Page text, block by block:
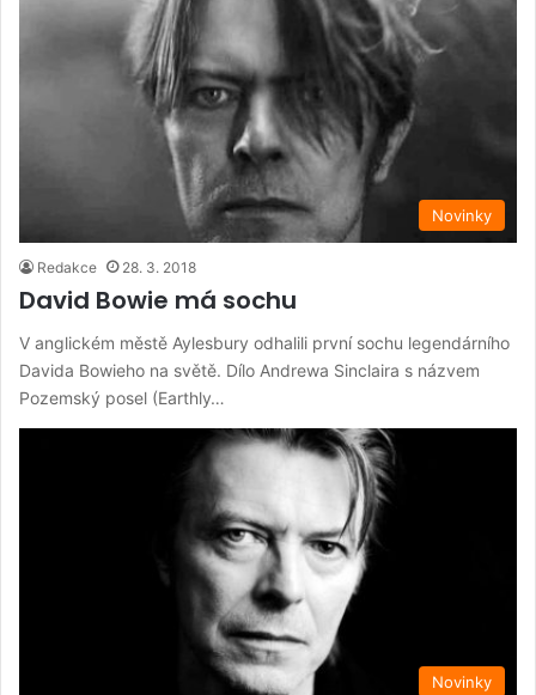
Novinky
Redakce 28. 3. 2018
David Bowie má sochu
V anglickém městě Aylesbury odhalili první sochu legendárního
Davida Bowieho na světě. Dílo Andrewa Sinclaira s názvem
Pozemský posel (Earthly…
Novinky